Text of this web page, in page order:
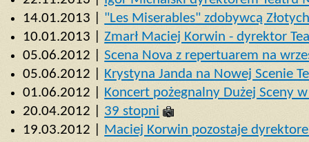
14.01.2013 | "Les Miserables" zdobywcą
10.01.2013 |Zmarł Maciej Korwin - dyrektor
05.06.2012 |Scena Nova z repertuarem na
05.06.2012 | Krystyna Janda na Nowej Scenie
01.06.2012 | Koncert pożegnalny Dużej Sceny
20.04.2012 | 39 stopni
19.03.2012 | Maciej Korwin pozostaje